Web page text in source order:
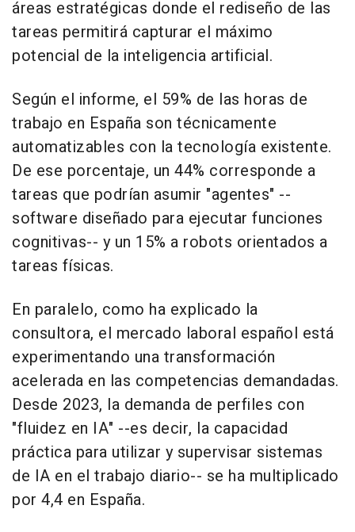
áreas estratégicas donde el rediseño de las
tareas permitirá capturar el máximo
potencial de la inteligencia artificial.
Según el informe, el 59% de las horas de
trabajo en España son técnicamente
automatizables con la tecnología existente.
De ese porcentaje, un 44% corresponde a
tareas que podrían asumir "agentes" --
software diseñado para ejecutar funciones
cognitivas-- y un 15% a robots orientados a
tareas físicas.
En paralelo, como ha explicado la
consultora, el mercado laboral español está
experimentando una transformación
acelerada en las competencias demandadas.
Desde 2023, la demanda de perfiles con
"fluidez en IA" --es decir, la capacidad
práctica para utilizar y supervisar sistemas
de IA en el trabajo diario-- se ha multiplicado
por 4,4 en España.